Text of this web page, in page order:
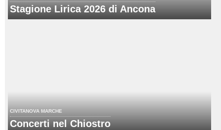
Stagione Lirica 2026 di Ancona
CIVITANOVA MARCHE
Concerti nel Chiostro